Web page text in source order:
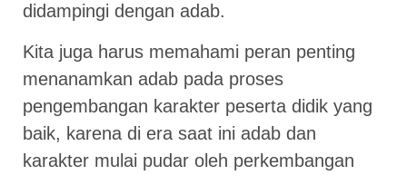
didampingi dengan adab.
Kita juga harus memahami peran penting
menanamkan adab pada proses
pengembangan karakter peserta didik yang
baik, karena di era saat ini adab dan
karakter mulai pudar oleh perkembangan